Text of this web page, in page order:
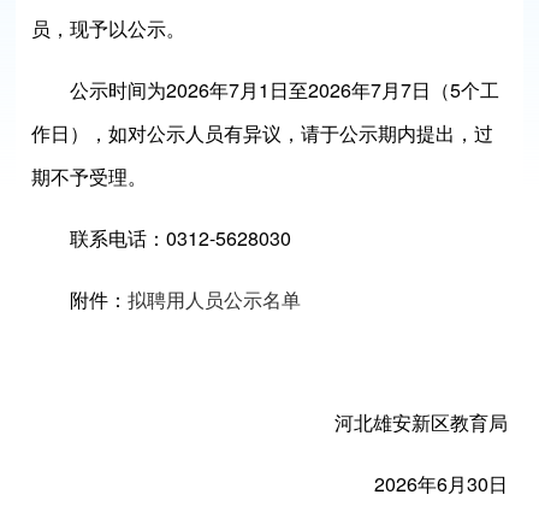
员，现予以公示。
公示时间为2026年7月1日至2026年7月7日（5个工
作日），如对公示人员有异议，请于公示期内提出，过
期不予受理。
联系电话：0312-5628030
附件：拟聘用人员公示名单
河北雄安新区教育局
2026年6月30日